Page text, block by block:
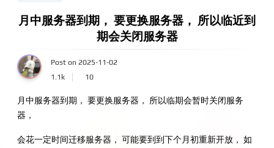
月中服务器到期， 要更换服务器， 所以临近到
期会关闭服务器
Post on 2025-11-02
1.1k
10
月中服务器到期， 要更换服务器， 所以临期会暂时关闭服务
器，
会花一定时间迁移服务器， 可能要到到下个月初重新开放， 如